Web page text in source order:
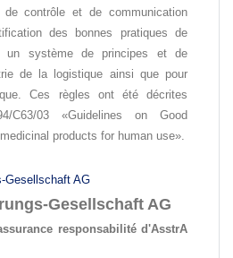
de contrôle et de communication
des bonnes pratiques de
un système de principes et de
de la logistique ainsi que pour
Ces règles ont été décrites
C63/03 «Guidelines on Good
products for human use».
Gesellschaft AG
responsabilité d'AsstrA